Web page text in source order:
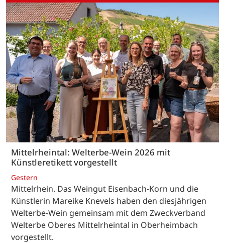
Mittelrheintal: Welterbe-Wein 2026 mit
Künstleretikett vorgestellt
Gestern
Mittelrhein. Das Weingut Eisenbach-Korn und die
Künstlerin Mareike Knevels haben den diesjährigen
Welterbe-Wein gemeinsam mit dem Zweckverband
Welterbe Oberes Mittelrheintal in Oberheimbach
vorgestellt.